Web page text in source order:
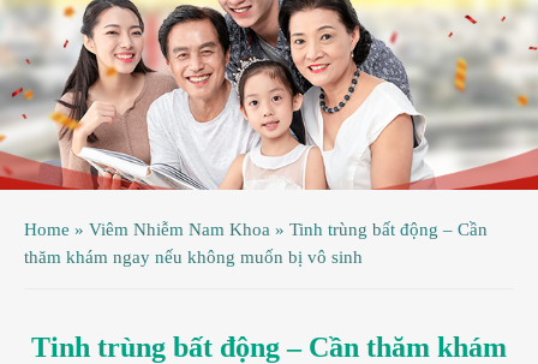
Home » Viêm Nhiễm Nam Khoa » Tinh trùng bất động – Cần
thăm khám ngay nếu không muốn bị vô sinh
Tinh trùng bất động – Cần thăm khám